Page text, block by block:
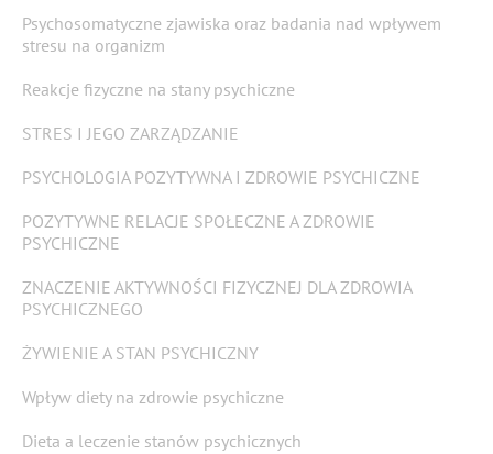
Psychosomatyczne zjawiska oraz badania nad wpływem
stresu na organizm
Reakcje fizyczne na stany psychiczne
STRES I JEGO ZARZĄDZANIE
PSYCHOLOGIA POZYTYWNA I ZDROWIE PSYCHICZNE
POZYTYWNE RELACJE SPOŁECZNE A ZDROWIE
PSYCHICZNE
ZNACZENIE AKTYWNOŚCI FIZYCZNEJ DLA ZDROWIA
PSYCHICZNEGO
ŻYWIENIE A STAN PSYCHICZNY
Wpływ diety na zdrowie psychiczne
Dieta a leczenie stanów psychicznych